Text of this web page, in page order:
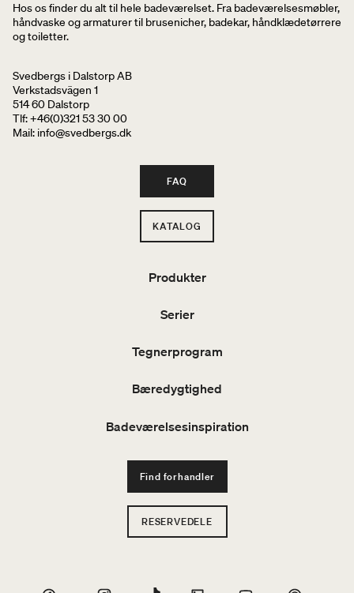
Hos os finder du alt til hele badeværelset. Fra badeværelsesmøbler,
håndvaske og armaturer til brusenicher, badekar, håndklædetørrere
og toiletter.
Svedbergs i Dalstorp AB
Verkstadsvägen 1
514 60 Dalstorp
Tlf: +46(0)321 53 30 00
Mail: info@svedbergs.dk
FAQ
KATALOG
Produkter
Serier
Tegnerprogram
Bæredygtighed
Badeværelsesinspiration
Find forhandler
RESERVEDELE